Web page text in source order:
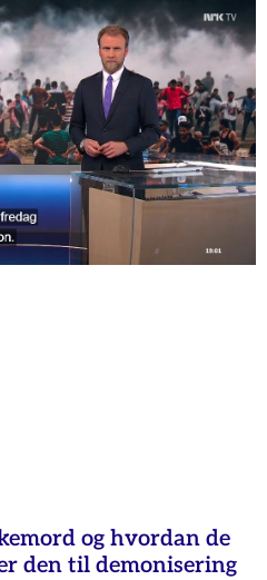
og hvordan de
den til demonisering